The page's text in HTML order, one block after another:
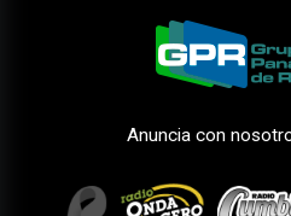
Anuncia con